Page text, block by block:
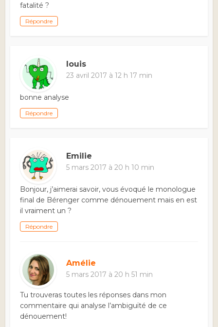
fatalité ?
Répondre
louis
23 avril 2017 à 12 h 17 min
bonne analyse
Répondre
Emilie
5 mars 2017 à 20 h 10 min
Bonjour, j’aimerai savoir, vous évoqué le monologue
final de Bérenger comme dénouement mais en est
il vraiment un ?
Répondre
Amélie
5 mars 2017 à 20 h 51 min
Tu trouveras toutes les réponses dans mon
commentaire qui analyse l’ambiguïté de ce
dénouement!